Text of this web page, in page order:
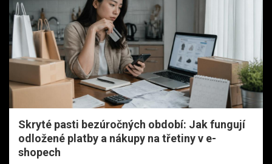
Skryté pasti bezúročných období: Jak fungují
odložené platby a nákupy na třetiny v e-
shopech